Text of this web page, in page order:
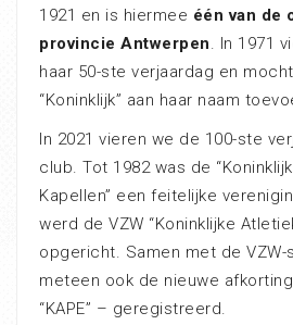
1921 en is hiermee één van de
provincie Antwerpen. In 1971
haar 50-ste verjaardag en
“Koninklijk” aan haar naam
In 2021 vieren we de 100-ste
club. Tot 1982 was de
Kapellen” een feitelijke
werd de VZW “Koninklijke
opgericht. Samen met de
meteen ook de nieuwe
“KAPE” – geregistreerd.